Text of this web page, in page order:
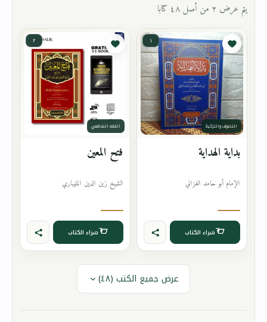
يتم عرض ٢ من أصل ٤٨ كتابا
١
التصوف والتزكية
بداية الهداية
الإمام أبو حامد الغزالي
شراء الكتاب
٢
الفقه الشافعي
فتح المعين
الشيخ زين الدين المليباري
شراء الكتاب
عرض جميع الكتب (٤٨)